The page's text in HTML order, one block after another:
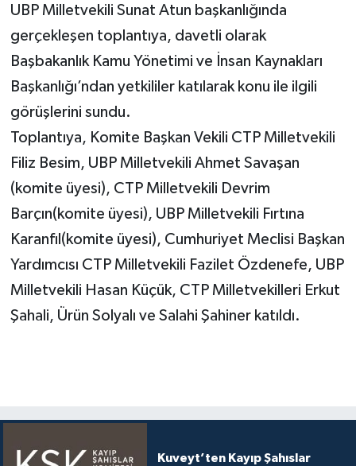
UBP Milletvekili Sunat Atun başkanlığında
gerçekleşen toplantıya, davetli olarak
Başbakanlık Kamu Yönetimi ve İnsan Kaynakları
Başkanlığı’ndan yetkililer katılarak konu ile ilgili
görüşlerini sundu.
Toplantıya, Komite Başkan Vekili CTP Milletvekili
Filiz Besim, UBP Milletvekili Ahmet Savaşan
(komite üyesi), CTP Milletvekili Devrim
Barçın(komite üyesi), UBP Milletvekili Fırtına
Karanfıl(komite üyesi), Cumhuriyet Meclisi Başkan
Yardımcısı CTP Milletvekili Fazilet Özdenefe, UBP
Milletvekili Hasan Küçük, CTP Milletvekilleri Erkut
Şahali, Ürün Solyalı ve Salahi Şahiner katıldı.
Kuveyt’ten Kayıp Şahıslar